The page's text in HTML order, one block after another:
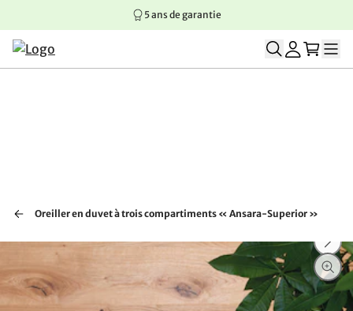
Aller au contenu principal
Aller à la navigation principale
Aller au pied de page
5 ans de garantie
Oreiller en duvet à trois compartiments « Ansara-Superior »